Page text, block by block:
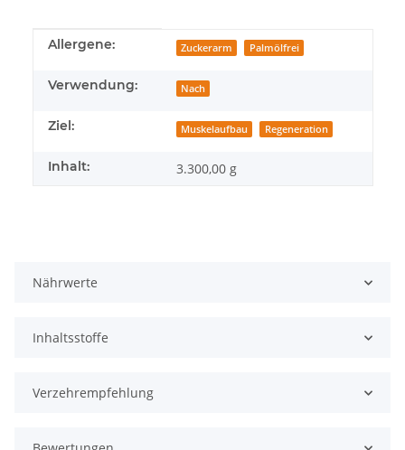
Produkteigenschaft
Wert
Allergene: Zuckerarm Palmölfrei
Verwendung: Nach
Ziel: Muskelaufbau Regeneration
Inhalt: 3.300,00 g
Nährwerte
Inhaltsstoffe
Verzehrempfehlung